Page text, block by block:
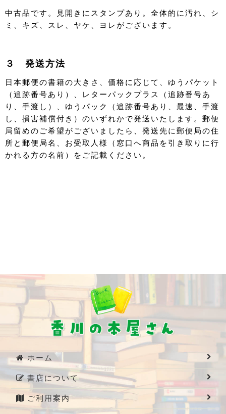
中古品です。見開きにスタンプあり。全体的に汚れ、シ
ミ、キズ、スレ、ヤケ、ヨレがございます。
３ 発送方法
日本郵便の書籍の大きさ、価格に応じて、ゆうパケット
（追跡番号あり）、レターパックプラス（追跡番号あ
り、手渡し）、ゆうパック（追跡番号あり、最速、手渡
し、損害補償付き）のいずれかで発送いたします。郵便
局留めのご希望がございましたら、発送先に郵便局の住
所と郵便局名、お受取人様（窓口へ商品を引き取りに行
かれる方の名前）をご記載ください。
ホーム
書店について
ご利用案内